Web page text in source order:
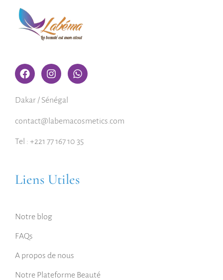
Dakar / Sénégal
contact@labemacosmetics.com
Tel : +221 77 167 10 35
Liens Utiles
Notre blog
FAQs
A propos de nous
Notre Plateforme Beauté